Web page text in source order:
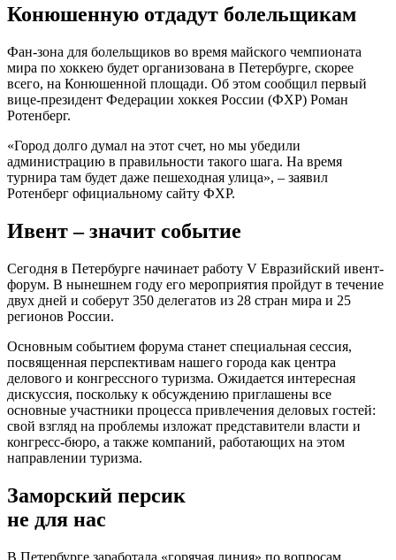
Конюшенную отдадут болельщикам
Фан-зона для болельщиков во время майского чемпионата
мира по хоккею будет организована в Петербурге, скорее
всего, на Конюшенной площади. Об этом сообщил первый
вице-президент Федерации хоккея России (ФХР) Роман
Ротенберг.
«Город долго думал на этот счет, но мы убедили
администрацию в правильности такого шага. На время
турнира там будет даже пешеходная улица», – заявил
Ротенберг официальному сайту ФХР.
Ивент – значит событие
Сегодня в Петербурге начинает работу V Евразийский ивент-
форум. В нынешнем году его мероприятия пройдут в течение
двух дней и соберут 350 делегатов из 28 стран мира и 25
регионов России.
Основным событием форума станет специальная сессия,
посвященная перспективам нашего города как центра
делового и конгрессного туризма. Ожидается интересная
дискуссия, поскольку к обсуждению приглашены все
основные участники процесса привлечения деловых гостей:
свой взгляд на проблемы изложат представители власти и
конгресс-бюро, а также компаний, работающих на этом
направлении туризма.
Заморский персик
не для нас
В Петербурге заработала «горячая линия» по вопросам